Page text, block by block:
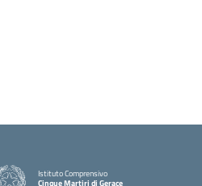
Istituto Comprensivo
Cinque Martiri di Gerace